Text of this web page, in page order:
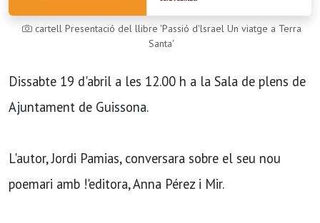
cartell Presentació del llibre 'Passió d'lsrael Un viatge a Terra
Santa'
Dissabte 19 d'abril a les 12.00 h a la Sala de plens de
Ajuntament de Guissona.
L'autor, Jordi Pamias, conversara sobre el seu nou
poemari amb !'editora, Anna Pérez i Mir.